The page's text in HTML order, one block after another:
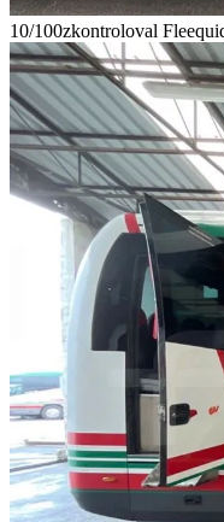
10/100zkontroloval